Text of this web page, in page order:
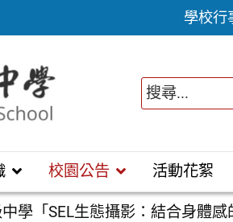
學校行
校園公告 活動花絮
學「SEL生態攝影：結合身體